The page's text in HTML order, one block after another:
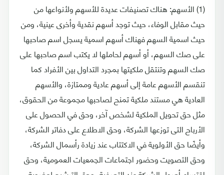
(1) الأسهم: هناك تصنيفات عديدة للأسهم ولأنواعها من
حيث مقابل الوفاء، حيث توجد أسهم نقدية وأخرى عينية، ومن
حيث اسمية السهم فهناك أسهم اسمية يسجل اسم صاحبها
على صك السهم، أو أسهم لحاملها لا يكتب اسم صاحبها على
صك السهم وتنتقل ملكيتها بمجرد التداول بين الأفراد كما
تنقسم الأسهم عامة إلى أسهم عادية وممتازة، والأسهم
العادية هي مستند ملكية تمنح لصاحبها مجموعة من الحقوق،
مثل حق تحويل الملكية لشخص آخر، وحق في الحصول على
الأرباح التى توزعها الشركة، وحق الاطلاع على دفاتر الشركة،
وأيضًا حق الأولوية في الاكتتاب عند زيادة رأسمال الشركة،
وحق التصويت وحضور اجتماعات الجمعيات العمومية، وحق